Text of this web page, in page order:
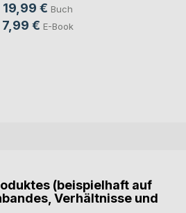
19,99 € Buch
7,99 € E-Book
(beispielhaft auf
Verhältnisse und